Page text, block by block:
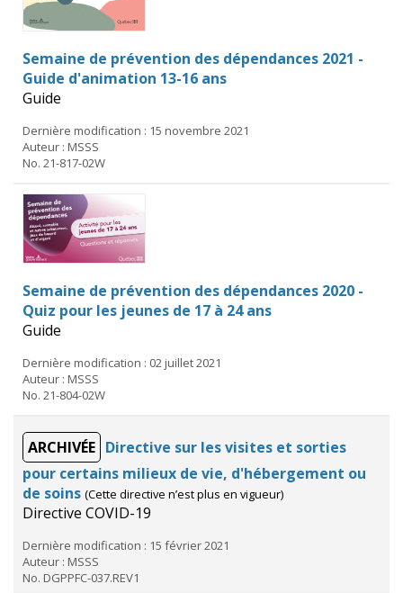
Semaine de prévention des dépendances 2021 -
Guide d'animation 13-16 ans
Guide
Dernière modification : 15 novembre 2021
Auteur : MSSS
No. 21-817-02W
Semaine de prévention des dépendances 2020 -
Quiz pour les jeunes de 17 à 24 ans
Guide
Dernière modification : 02 juillet 2021
Auteur : MSSS
No. 21-804-02W
ARCHIVÉE Directive sur les visites et sorties
pour certains milieux de vie, d'hébergement ou
de soins (Cette directive n’est plus en vigueur)
Directive COVID-19
Dernière modification : 15 février 2021
Auteur : MSSS
No. DGPPFC-037.REV1